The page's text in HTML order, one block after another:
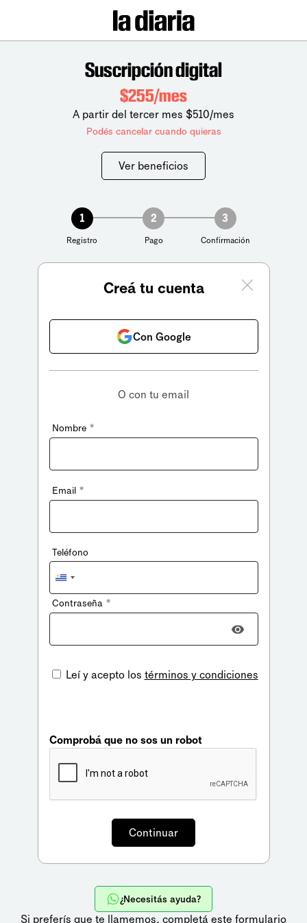
Suscripción digital
$255/mes
A partir del tercer mes $510/mes
Podés cancelar cuando quieras
Ver beneficios
1
Registro
2
Pago
3
Confirmación
Creá tu cuenta
Con Google
O con tu email
Nombre *
Email *
Teléfono
Uruguay
+598
Contraseña *
Leí y acepto los términos y condiciones
Comprobá que no sos un robot
¿Necesitás ayuda?
Si preferís que te llamemos, completá este formulario